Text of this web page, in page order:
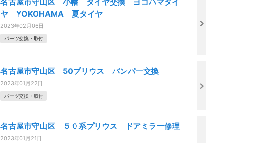
名古屋市守山区 小幡 タイヤ交換 ヨコハマタイ
ヤ YOKOHAMA 夏タイヤ
2023年02月06日
パーツ交換・取付
名古屋市守山区 50プリウス バンパー交換
2023年01月22日
パーツ交換・取付
名古屋市守山区 ５０系プリウス ドアミラー修理
2023年01月21日